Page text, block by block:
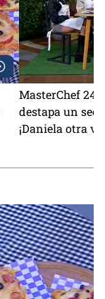
MasterChef 24/
destapa un
¡Daniela otra